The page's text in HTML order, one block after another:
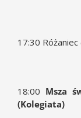
17:30
18:00 Msza
(Kolegiata)